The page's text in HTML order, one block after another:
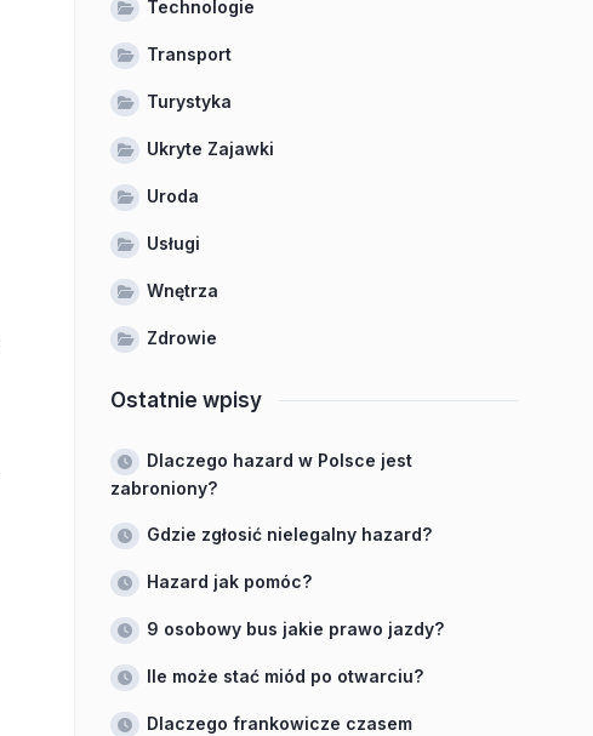
Technologie
Transport
Turystyka
Ukryte Zajawki
Uroda
Usługi
Wnętrza
Zdrowie
Ostatnie wpisy
Dlaczego hazard w Polsce jest
zabroniony?
Gdzie zgłosić nielegalny hazard?
Hazard jak pomóc?
9 osobowy bus jakie prawo jazdy?
Ile może stać miód po otwarciu?
Dlaczego frankowicze czasem